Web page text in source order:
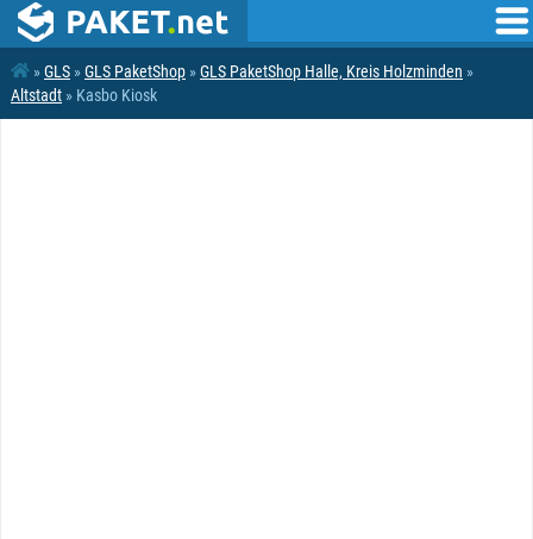
»GLS »GLS PaketShop »GLS PaketShop Halle, Kreis Holzminden »
Altstadt » Kasbo Kiosk